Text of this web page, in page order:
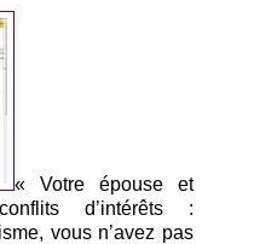
« Votre épouse et
d’intérêts :
vous n’avez pas